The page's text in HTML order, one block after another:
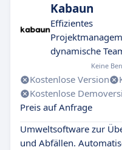
Kabaun
Effizientes
dynamische
Keine
Kostenlose Version
Kostenlose
Preis auf Anfrage
Umweltsoftware zur
und Abfällen.